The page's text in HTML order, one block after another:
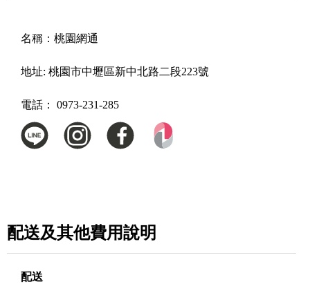
名稱： 桃園網通
地址: 桃園市中壢區新中北路二段223號
電話： 0973-231-285
配送及其他費用說明
配送